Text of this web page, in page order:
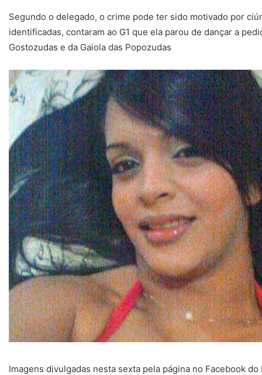
Segundo o delegado, o crime pode ter sido motivado por
identificadas, contaram ao G1 que ela parou de dançar a
Gostozudas e da Gaiola das Popozudas
Imagens divulgadas nesta sexta pela página no Facebook